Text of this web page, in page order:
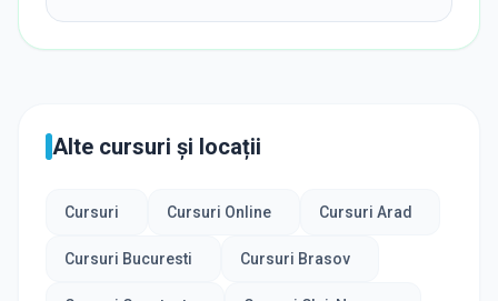
Alte cursuri și locații
Cursuri Cursuri Online Cursuri Arad
Cursuri Bucuresti Cursuri Brasov